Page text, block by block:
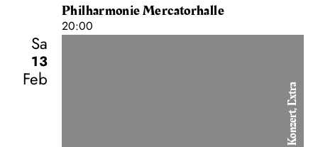
Philharmonie Mercatorhalle
20:00
Sa
13
Feb
Konzert, Extra